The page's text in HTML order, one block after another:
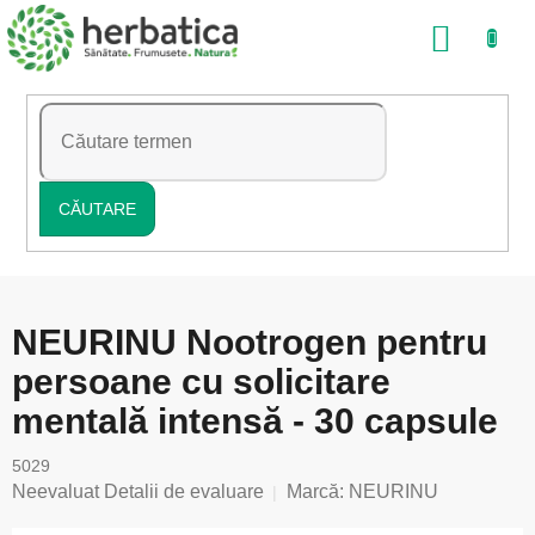
Treci
la
conținut
CĂUTARE
COŞ
NEURINU Nootrogen pentru
persoane cu solicitare
mentală intensă - 30 capsule
5029
Evaluarea
Neevaluat Detalii de evaluare Marcă: NEURINU